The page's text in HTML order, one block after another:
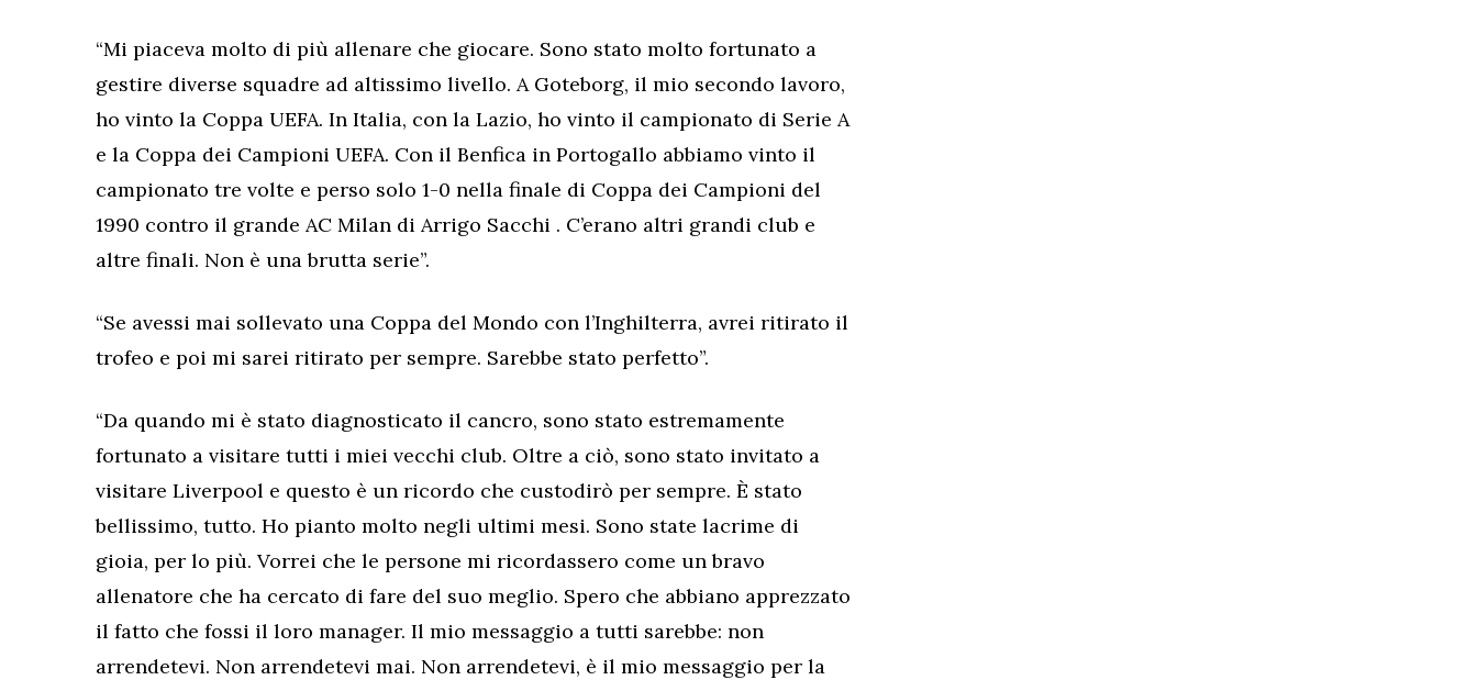
“Mi piaceva molto di più allenare che giocare. Sono stato molto fortunato a
gestire diverse squadre ad altissimo livello. A Goteborg, il mio secondo lavoro,
ho vinto la Coppa UEFA. In Italia, con la Lazio, ho vinto il campionato di Serie A
e la Coppa dei Campioni UEFA. Con il Benfica in Portogallo abbiamo vinto il
campionato tre volte e perso solo 1-0 nella finale di Coppa dei Campioni del
1990 contro il grande AC Milan di Arrigo Sacchi . C’erano altri grandi club e
altre finali. Non è una brutta serie”.
“Se avessi mai sollevato una Coppa del Mondo con l’Inghilterra, avrei ritirato il
trofeo e poi mi sarei ritirato per sempre. Sarebbe stato perfetto”.
“Da quando mi è stato diagnosticato il cancro, sono stato estremamente
fortunato a visitare tutti i miei vecchi club. Oltre a ciò, sono stato invitato a
visitare Liverpool e questo è un ricordo che custodirò per sempre. È stato
bellissimo, tutto. Ho pianto molto negli ultimi mesi. Sono state lacrime di
gioia, per lo più. Vorrei che le persone mi ricordassero come un bravo
allenatore che ha cercato di fare del suo meglio. Spero che abbiano apprezzato
il fatto che fossi il loro manager. Il mio messaggio a tutti sarebbe: non
arrendetevi. Non arrendetevi mai. Non arrendetevi, è il mio messaggio per la